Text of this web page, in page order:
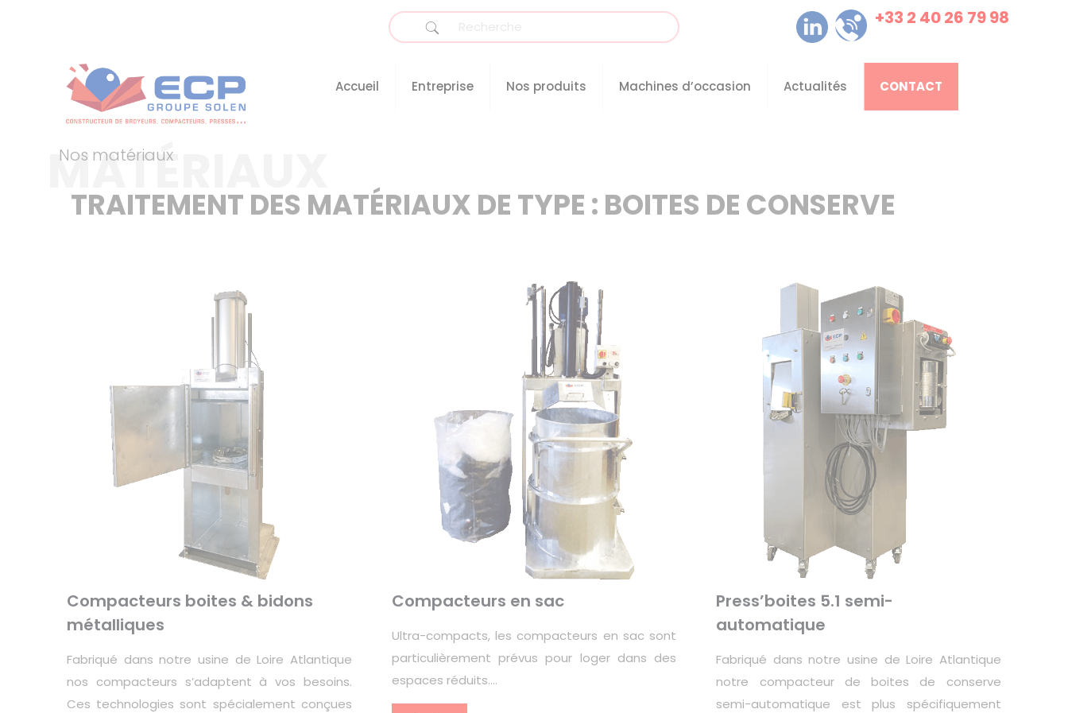
+33 2 40 26 79 98
Accueil Entreprise Nos produits Machines d’occasion Actualités CONTACT
MATÉRIAUX
Nos matériaux
TRAITEMENT DES MATÉRIAUX DE TYPE : BOITES DE CONSERVE
Compacteurs boites & bidons
métalliques
Fabriqué dans notre usine de Loire Atlantique
nos compacteurs s’adaptent à vos besoins.
Ces technologies sont spécialement conçues
Compacteurs en sac
Ultra-compacts, les compacteurs en sac sont
particulièrement prévus pour loger dans des
espaces réduits….
Press’boites 5.1 semi-
automatique
Fabriqué dans notre usine de Loire Atlantique
notre compacteur de boites de conserve
semi-automatique est plus spécifiquement